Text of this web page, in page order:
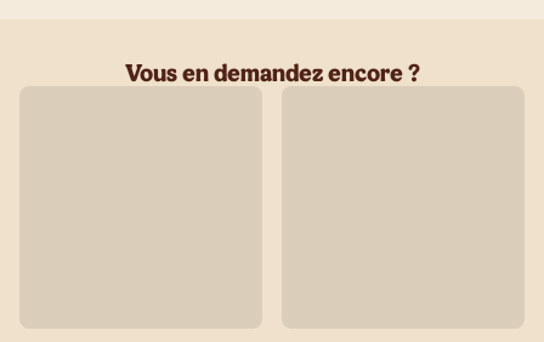
Vous en demandez encore ?